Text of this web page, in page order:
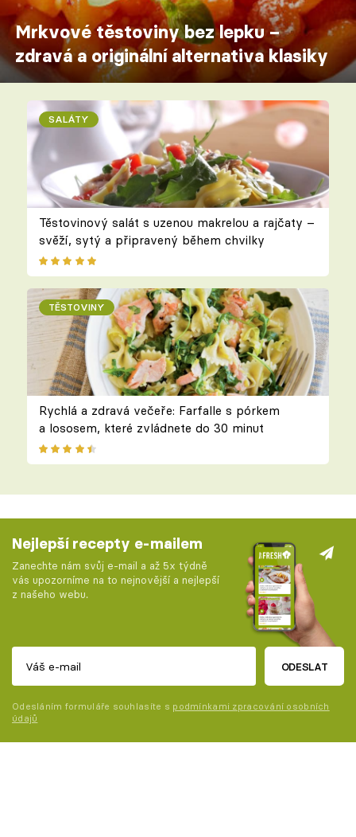
Mrkvové těstoviny bez lepku –
zdravá a originální alternativa klasiky
SALÁTY
Těstovinový salát s uzenou makrelou a rajčaty –
svěží, sytý a připravený během chvilky
TĚSTOVINY
Rychlá a zdravá večeře: Farfalle s pórkem
a lososem, které zvládnete do 30 minut
Nejlepší recepty e-mailem
Zanechte nám svůj e-mail a až 5x týdně
vás upozorníme na to nejnovější a nejlepší
z našeho webu.
ODESLAT
Odesláním formuláře souhlasíte s podmínkami zpracování osobních
údajů